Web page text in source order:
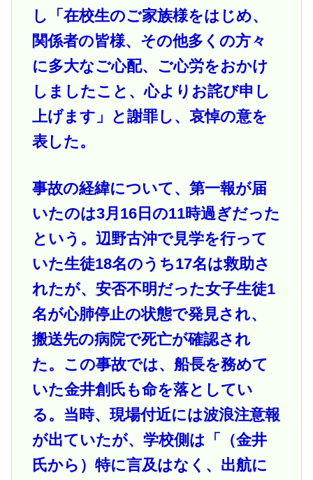
し「在校生のご家族様をはじめ、
関係者の皆様、その他多くの方々
に多大なご心配、ご心労をおかけ
しましたこと、心よりお詫び申し
上げます」と謝罪し、哀悼の意を
表した。
事故の経緯について、第一報が届
いたのは3月16日の11時過ぎだった
という。辺野古沖で見学を行って
いた生徒18名のうち17名は救助さ
れたが、安否不明だった女子生徒1
名が心肺停止の状態で発見され、
搬送先の病院で死亡が確認され
た。この事故では、船長を務めて
いた金井創氏も命を落としてい
る。当時、現場付近には波浪注意報
が出ていたが、学校側は「（金井
氏から）特に言及はなく、出航に